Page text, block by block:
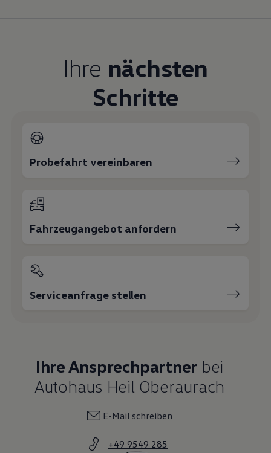
Ihre nächsten
Schritte
Probefahrt vereinbaren
Fahrzeugangebot anfordern
Serviceanfrage stellen
Ihre Ansprechpartner bei
Autohaus Heil Oberaurach
E-Mail schreiben
+49 9549 285